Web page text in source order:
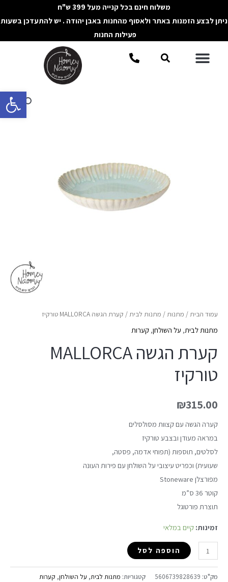
פתח
לתוכן
משלוח חינם בכל קנייה מעל 399 ש"ח
ניתן לבצע הזמנות באתר ולאסוף מהחנות באבן יהודה . יש להתעדכן בשעות
פעילות החנות
תפריטחיפוש
עמוד הבית/ מתנות/ מתנות לבית/ קערת הגשה MALLORCA טורקיז
מתנות לבית, על השולחן, קערות
קערת הגשה MALLORCA
טורקיז
₪315.00
קערה הגשה עם קצוות מסולסלים
במראה מעודן ובצבע טורקיז
לסלטים, תוספות (תפוחי אדמה, פסטה,
שעועית) וכפריט עיצובי על השולחן עם פירות העונה
מפורצלן Stoneware
קוטר 36 ס”מ
תוצרת פורטוגל
זמינות: קיים במלאי
הוספה לסל
מק"ט: 5606739828639 קטגוריות: מתנות לבית, על השולחן, קערות